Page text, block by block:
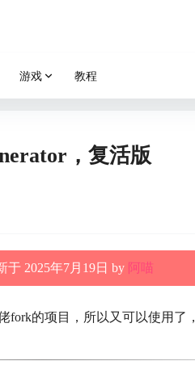
游戏 教程
，复活版
于 2025年7月19日 by 阿喵
fork的项目，所以又可以使用了，